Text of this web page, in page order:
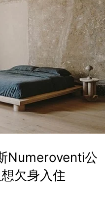
Numeroventi公
欠身入住